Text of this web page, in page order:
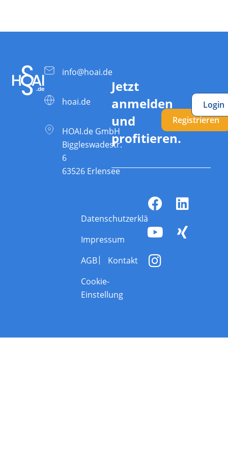
info@hoai.de
hoai.de
HOAI.de GmbH
Biggleswadestr.
6
63526 Erlensee
Jetzt
anmelden
und
profitieren.
Registrieren
Login
Datenschutzerklärung
Impressum
AGB
Kontakt
Cookie-
Einstellung